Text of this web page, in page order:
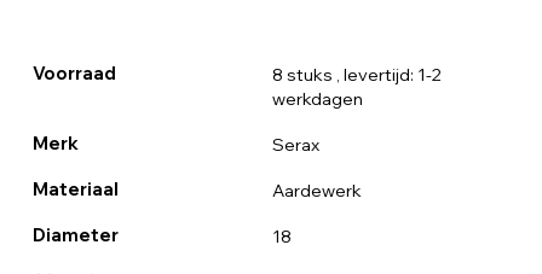
Voorraad 8 stuks , levertijd: 1-2
werkdagen
Merk Serax
Materiaal Aardewerk
Diameter 18